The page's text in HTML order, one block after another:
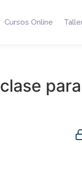
Cursos Online